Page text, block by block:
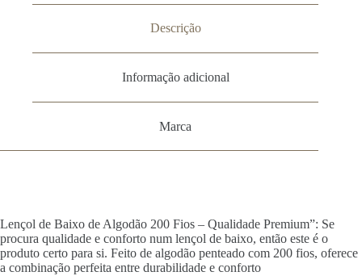
Descrição
Informação adicional
Marca
Lençol de Baixo de Algodão 200 Fios – Qualidade Premium”: Se
procura qualidade e conforto num lençol de baixo, então este é o
produto certo para si. Feito de algodão penteado com 200 fios, oferece
a combinação perfeita entre durabilidade e conforto